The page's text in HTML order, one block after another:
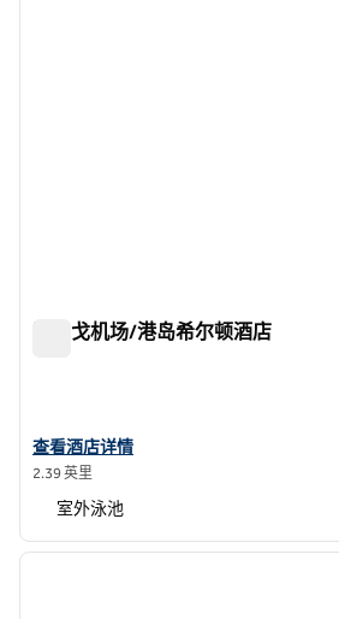
圣迭戈机场/港岛希尔顿酒店
查看希尔顿圣地亚哥机场/海港岛酒店的
查看酒店详情
2.39 英里
室外泳池
1/12